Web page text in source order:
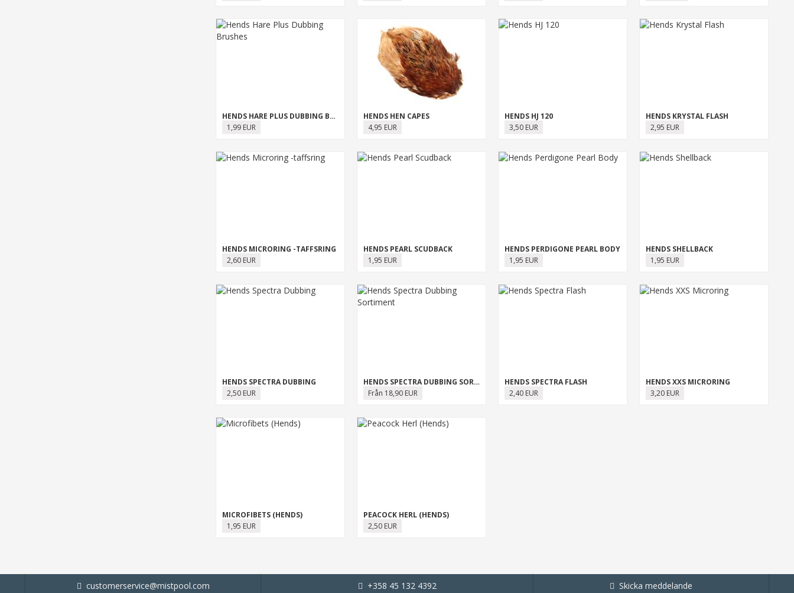
HENDS HARE PLUS DUBBING BRUSHES
1,99 EUR
HENDS HEN CAPES
4,95 EUR
HENDS HJ 120
3,50 EUR
HENDS KRYSTAL FLASH
2,95 EUR
HENDS MICRORING -TAFFSRING
2,60 EUR
HENDS PEARL SCUDBACK
1,95 EUR
HENDS PERDIGONE PEARL BODY
1,95 EUR
HENDS SHELLBACK
1,95 EUR
HENDS SPECTRA DUBBING
2,50 EUR
HENDS SPECTRA DUBBING SORTIMENT
Från 18,90 EUR
HENDS SPECTRA FLASH
2,40 EUR
HENDS XXS MICRORING
3,20 EUR
MICROFIBETS (HENDS)
1,95 EUR
PEACOCK HERL (HENDS)
2,50 EUR
customerservice@mistpool.com +358 45 132 4392 Skicka meddelande